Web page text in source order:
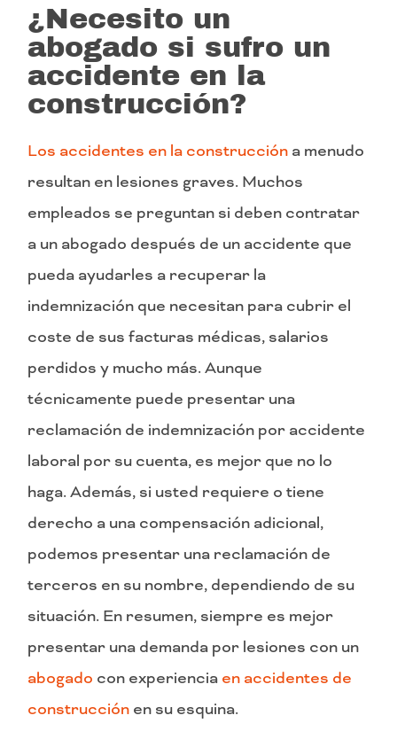
¿Necesito un
abogado si sufro un
accidente en la
construcción?
Los accidentes en la construcción a menudo
resultan en lesiones graves. Muchos
empleados se preguntan si deben contratar
a un abogado después de un accidente que
pueda ayudarles a recuperar la
indemnización que necesitan para cubrir el
coste de sus facturas médicas, salarios
perdidos y mucho más. Aunque
técnicamente puede presentar una
reclamación de indemnización por accidente
laboral por su cuenta, es mejor que no lo
haga. Además, si usted requiere o tiene
derecho a una compensación adicional,
podemos presentar una reclamación de
terceros en su nombre, dependiendo de su
situación. En resumen, siempre es mejor
presentar una demanda por lesiones con un
abogado con experiencia en accidentes de
construcción en su esquina.